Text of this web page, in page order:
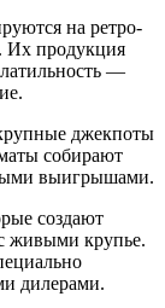
на ретро-
Их продукция
—
джекпоты
собирают
выигрышами.
создают
живыми крупье.
дилерами.